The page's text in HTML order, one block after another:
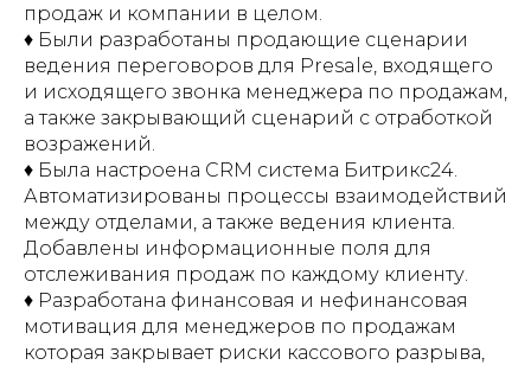
продаж и компании в целом.
♦️ Были разработаны продающие сценарии
ведения переговоров для Presale, входящего
и исходящего звонка менеджера по продажам,
а также закрывающий сценарий с отработкой
возражений.
♦️ Была настроена CRM система Битрикс24.
Автоматизированы процессы взаимодействий
между отделами, а также ведения клиента.
Добавлены информационные поля для
отслеживания продаж по каждому клиенту.
♦️ Разработана финансовая и нефинансовая
мотивация для менеджеров по продажам
которая закрывает риски кассового разрыва,